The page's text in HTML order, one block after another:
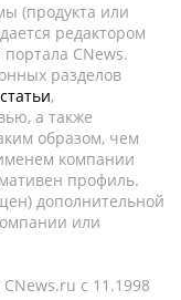
(продукта или
редактором
CNews.
разделов
статьи,
а также
образом, чем
компании
профиль.
дополнительной
или
c 11.1998